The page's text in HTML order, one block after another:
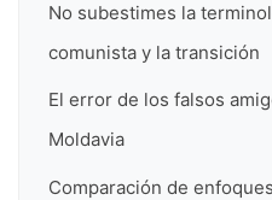
No subestimes la
comunista y la transición
El error de los falsos
Moldavia
Comparación de